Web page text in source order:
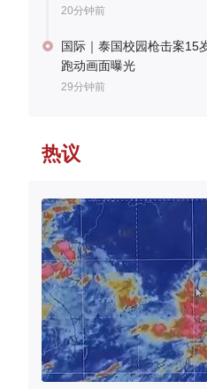
20分钟前
国际｜泰国校园枪击案15
跑动画面曝光
29分钟前
热议